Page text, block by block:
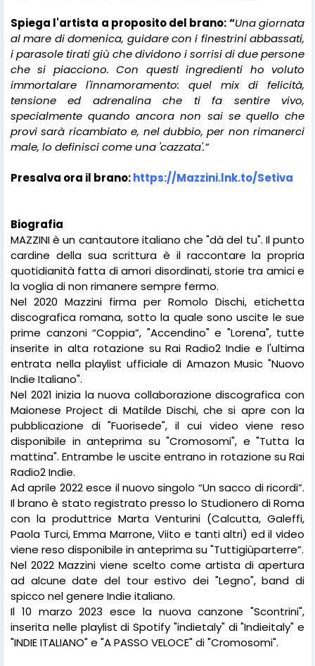
Spiega l'artista a proposito del brano: “Una giornata
al mare di domenica, guidare con i finestrini abbassati,
i parasole tirati giù che dividono i sorrisi di due persone
che si piacciono. Con questi ingredienti ho voluto
immortalare l'innamoramento: quel mix di felicità,
tensione ed adrenalina che ti fa sentire vivo,
specialmente quando ancora non sai se quello che
provi sarà ricambiato e, nel dubbio, per non rimanerci
male, lo definisci come una 'cazzata'.”
Presalva ora il brano:https://Mazzini.lnk.to/Setiva
Biografia
MAZZINI è un cantautore italiano che "dà del tu". Il punto
cardine della sua scrittura è il raccontare la propria
quotidianità fatta di amori disordinati, storie tra amici e
la voglia di non rimanere sempre fermo.
Nel 2020 Mazzini firma per Romolo Dischi, etichetta
discografica romana, sotto la quale sono uscite le sue
prime canzoni “Coppia”, "Accendino" e "Lorena", tutte
inserite in alta rotazione su Rai Radio2 Indie e l'ultima
entrata nella playlist ufficiale di Amazon Music "Nuovo
Indie Italiano".
Nel 2021 inizia la nuova collaborazione discografica con
Maionese Project di Matilde Dischi, che si apre con la
pubblicazione di "Fuorisede", il cui video viene reso
disponibile in anteprima su "Cromosomi", e "Tutta la
mattina". Entrambe le uscite entrano in rotazione su Rai
Radio2 Indie.
Ad aprile 2022 esce il nuovo singolo “Un sacco di ricordi”.
Il brano è stato registrato presso lo Studionero di Roma
con la produttrice Marta Venturini (Calcutta, Galeffi,
Paola Turci, Emma Marrone, Viito e tanti altri) ed il video
viene reso disponibile in anteprima su "Tuttigiùparterre”.
Nel 2022 Mazzini viene scelto come artista di apertura
ad alcune date del tour estivo dei "Legno", band di
spicco nel genere Indie italiano.
Il 10 marzo 2023 esce la nuova canzone "Scontrini",
inserita nelle playlist di Spotify "indietaly" di "Indieitaly" e
"INDIE ITALIANO" e "A PASSO VELOCE" di "Cromosomi".